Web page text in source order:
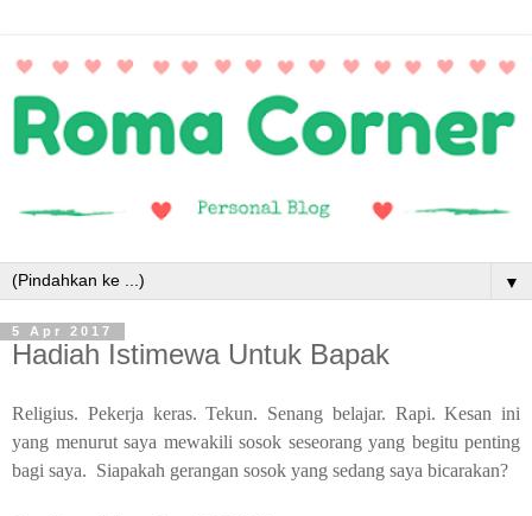
▼
5 Apr 2017
Hadiah Istimewa Untuk Bapak
Religius. Pekerja keras. Tekun. Senang belajar. Rapi. Kesan ini
yang menurut saya mewakili sosok seseorang yang begitu penting
bagi saya. Siapakah gerangan sosok yang sedang saya bicarakan?